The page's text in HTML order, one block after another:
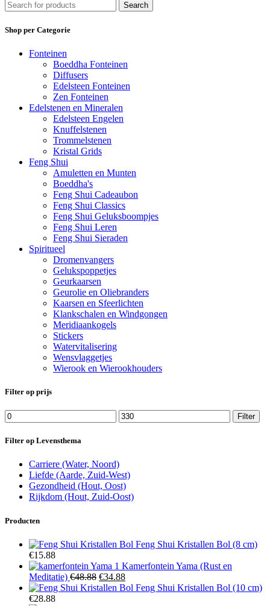
Search
Shop per Categorie
Fonteinen
Boeddha Fonteinen
Diffusers
Edelsteen Fonteinen
Zen Fonteinen
Edelstenen en Mineralen
Edelsteen Engelen
Knuffelstenen
Trommelstenen
Kristal Grids
Feng Shui
Amuletten en Munten
Boeddha's
Feng Shui Cadeaubon
Feng Shui Classics
Feng Shui Geluksboompjes
Feng Shui Leren
Feng Shui Sieraden
Spiritueel
Dromenvangers
Gelukspoppetjes
Geurkaarsen
Geurolie en Oliebranders
Kaarsen en Sfeerlichten
Klankschalen en Windgongen
Meridiaankogels
Stickers
Watervitalisering
Wensvlaggetjes
Wierook en Wierookhouders
Filter op prijs
Min.
prijs
Max.
prijs
Filter
Filter op Levensthema
Carriere (Water, Noord)
Liefde (Aarde, Zuid-West)
Gezondheid (Hout, Oost)
Rijkdom (Hout, Zuid-Oost)
Producten
Feng Shui Kristallen Bol (8 cm)
€15.88
Kamerfontein Yama (Rust en
Meditatie) €48.88 Oorspronkelijke
prijs
€34.88Huidige
prijsFeng Shui Kristallen Bol (10 cm)
€28.88